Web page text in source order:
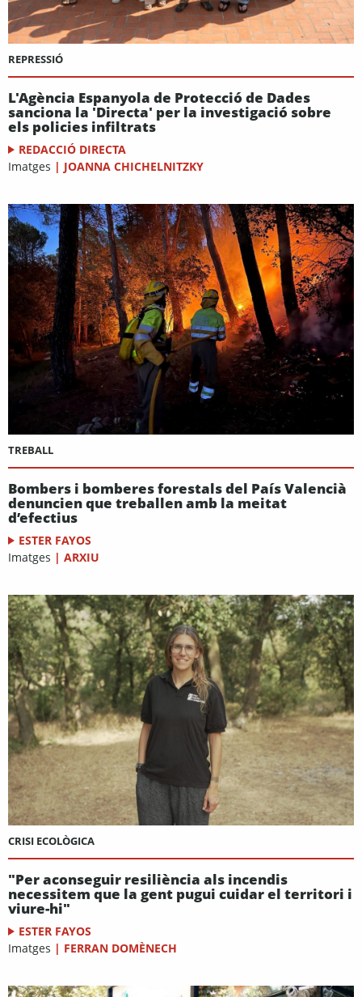
REPRESSIÓ
L'Agència Espanyola de Protecció de Dades
sanciona la 'Directa' per la investigació sobre
els policies infiltrats
REDACCIÓ DIRECTA
Imatges | JOANNA CHICHELNITZKY
TREBALL
Bombers i bomberes forestals del País Valencià
denuncien que treballen amb la meitat
d’efectius
ESTER FAYOS
Imatges | ARXIU
CRISI ECOLÒGICA
"Per aconseguir resiliència als incendis
necessitem que la gent pugui cuidar el territori i
viure-hi"
ESTER FAYOS
Imatges | FERRAN DOMÈNECH